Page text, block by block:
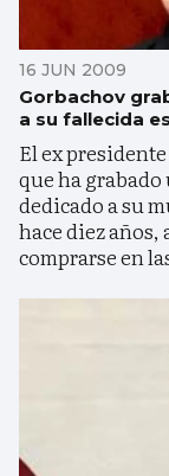
16 JUN 2009
Gorbachov
a su fallecida
El ex
que ha
dedicado a su
hace diez
comprarse en